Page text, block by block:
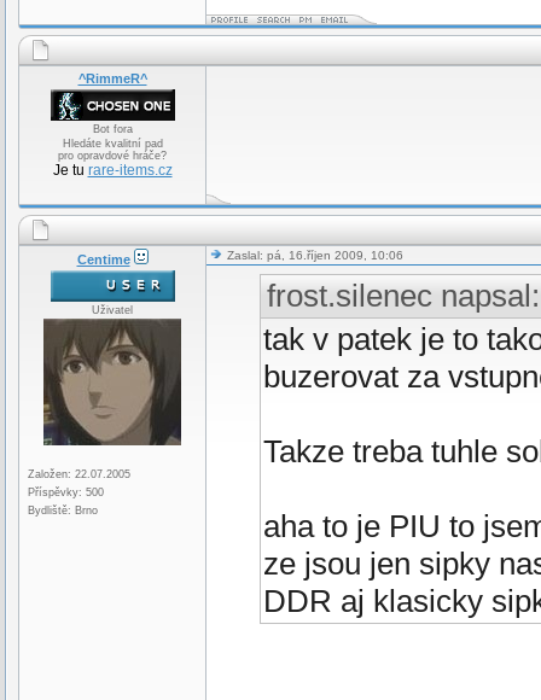
^RimmeR^
Bot fora
Hledáte kvalitní pad
pro opravdové hráče?
Je tu rare-items.cz
Centime
Uživatel
Založen: 22.07.2005
Příspěvky: 500
Bydliště: Brno
Zaslal: pá, 16.říjen 2009, 10:06
frost.silenec napsal:
tak v patek je to
buzerovat za
Takze treba tuhle
aha to je PIU to
ze jsou jen sipky
DDR aj klasicky